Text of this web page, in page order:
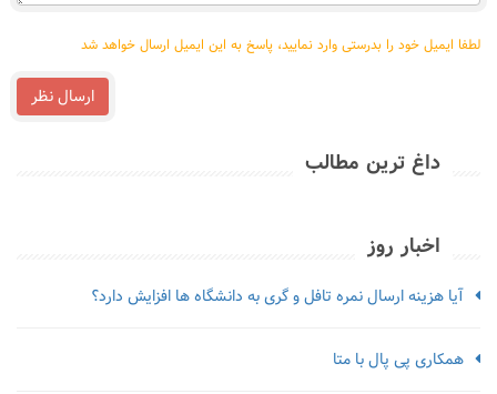
لطفا ایمیل خود را بدرستی وارد نمایید، پاسخ به این ایمیل ارسال خواهد شد
ارسال نظر
داغ ترین مطالب
اخبار روز
آیا هزینه ارسال نمره تافل و گری به دانشگاه ها افزایش دارد؟
همکاری پی پال با متا